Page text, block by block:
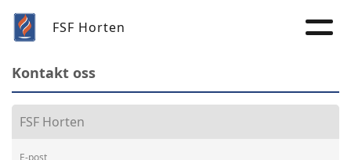
FSF Horten
Kontakt oss
FSF Horten
E-post